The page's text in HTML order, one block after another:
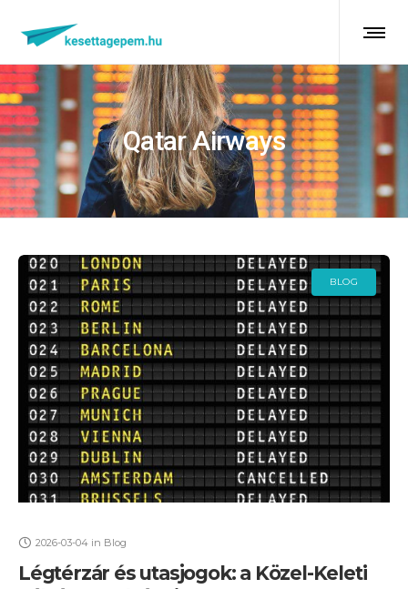
Qatar Airways
BLOG
2026-03-04 in Blog
Légtérzár és utasjogok: a Közel-Keleti